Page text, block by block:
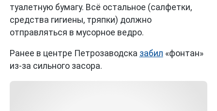
туалетную бумагу. Всё остальное (салфетки,
средства гигиены, тряпки) должно
отправляться в мусорное ведро.
Ранее в центре Петрозаводска забил «фонтан»
из-за сильного засора.